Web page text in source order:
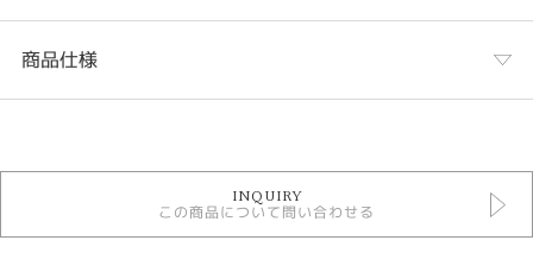
商品仕様
結婚指輪
ラザールダイヤモンド ＞ 結婚指輪
結婚指輪 ＞ シンプルデザイン
ラザールダイヤモンド
INQUIRY
この商品について問い合わせる